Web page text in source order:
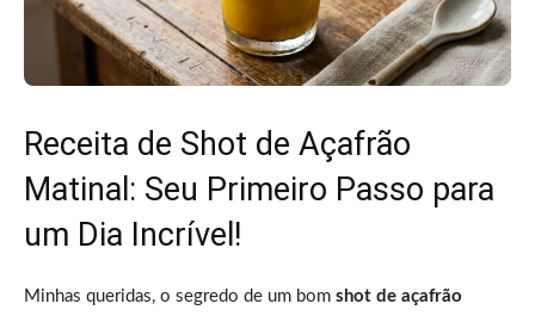
Receita de Shot de Açafrão
Matinal: Seu Primeiro Passo para
um Dia Incrível!
Minhas queridas, o segredo de um bom shot de açafrão